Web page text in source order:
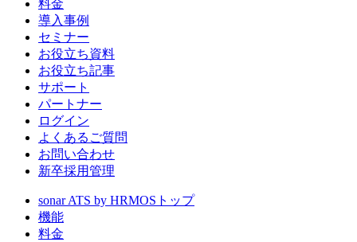
料金
導入事例
セミナー
お役立ち資料
お役立ち記事
サポート
パートナー
ログイン
よくあるご質問
お問い合わせ
新卒採用管理
sonar ATS by HRMOS トップ
機能
料金